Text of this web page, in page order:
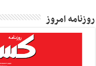
روزنامه امروز